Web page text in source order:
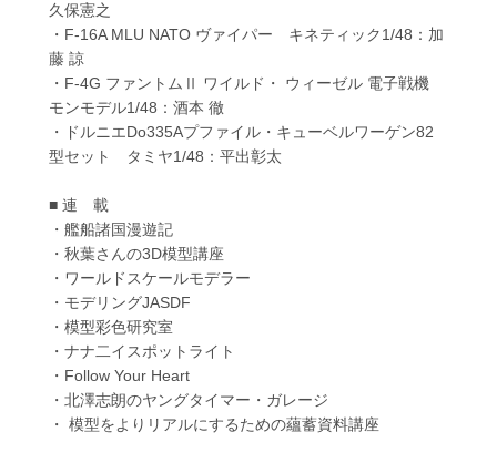
久保憲之
・F-16A MLU NATO ヴァイパー キネティック1/48：加
藤 諒
・F-4G ファントムⅡ ワイルド・ ウィーゼル 電子戦機
モンモデル1/48：酒本 徹
・ドルニエDo335Aプファイル・キューベルワーゲン82
型セット タミヤ1/48：平出彰太
■ 連 載
・艦船諸国漫遊記
・秋葉さんの3D模型講座
・ワールドスケールモデラー
・モデリングJASDF
・模型彩色研究室
・ナナ二イスポットライト
・Follow Your Heart
・北澤志朗のヤングタイマー・ガレージ
・ 模型をよりリアルにするための蘊蓄資料講座